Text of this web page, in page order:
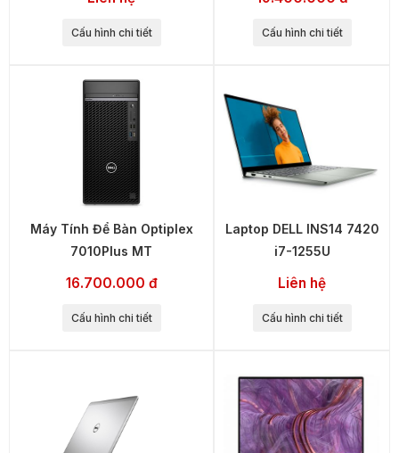
Cấu hình chi tiết Cấu hình chi tiết
Máy Tính Để Bàn Optiplex
7010Plus MT
16.700.000 đ
Cấu hình chi tiết
Laptop DELL INS14 7420
i7-1255U
Liên hệ
Cấu hình chi tiết